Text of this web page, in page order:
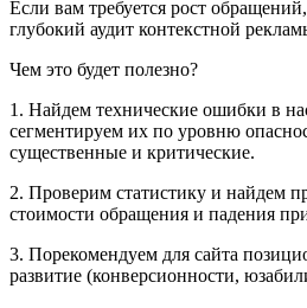
Если вам требуется рост
глубокий аудит контекстной
Чем это будет полезно?
1. Найдем технические ошибки в
сегментируем их по уровню
существенные и критические.
2. Проверим статистику и найдем
стоимости обращения и падения
3. Порекомендуем для сайта
развитие (конверсионности,